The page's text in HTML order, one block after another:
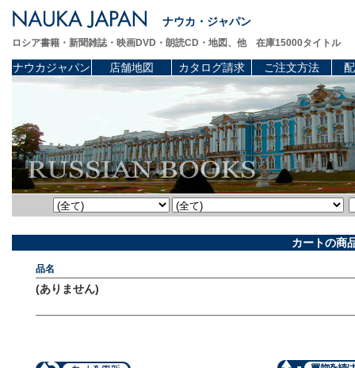
ナウカ・ジャパン
ロシア書籍・新聞雑誌・映画DVD・朗読CD・地図、他 在庫15000タイトル
ナウカジャパン 店舗地図 カタログ請求 ご注文方法
カートの商
品名
(ありません)